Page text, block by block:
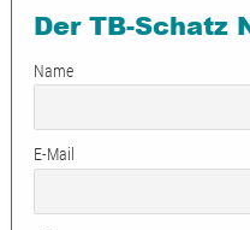
Der TB-Schatz
Name
E-Mail